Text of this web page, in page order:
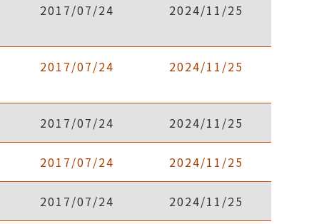
2017/07/24 2024/11/25
2017/07/24 2024/11/25
2017/07/24 2024/11/25
2017/07/24 2024/11/25
2017/07/24 2024/11/25